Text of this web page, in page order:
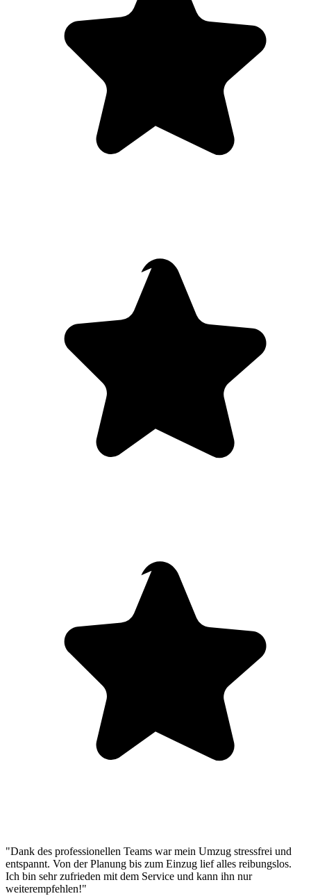
"Dank des professionellen Teams war mein Umzug stressfrei und
entspannt. Von der Planung bis zum Einzug lief alles reibungslos.
Ich bin sehr zufrieden mit dem Service und kann ihn nur
weiterempfehlen!"